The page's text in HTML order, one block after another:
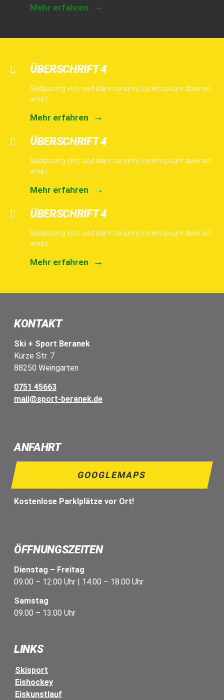
Mehr erfahren
ÜBERSCHRIFT 4
Sadipscing elitr, sed diam nonumy, Lorem ipsum dolor sit
amet.
Mehr erfahren
ÜBERSCHRIFT 4
Sadipscing elitr, sed diam nonumy, Lorem ipsum dolor sit
amet.
Mehr erfahren
ÜBERSCHRIFT 4
Sadipscing elitr, sed diam nonumy, Lorem ipsum dolor sit
amet.
Mehr erfahren
KONTAKT
Ski + Sport Beranek
Kurze Str. 7
88250 Weingarten
0751 45663
mail@sport-beranek.de
ANFAHRT
GOOGLEMAPS
Kostenlose Parklplätze vor Ort!
ÖFFNUNGSZEITEN
Dienstag – Freitag
09.00 – 12.00 Uhr | 14.00 – 18.00 Uhr
Samstag
09.00 – 13.00 Uhr
LINKS
Skisport
Eishockey
Eiskunstlauf